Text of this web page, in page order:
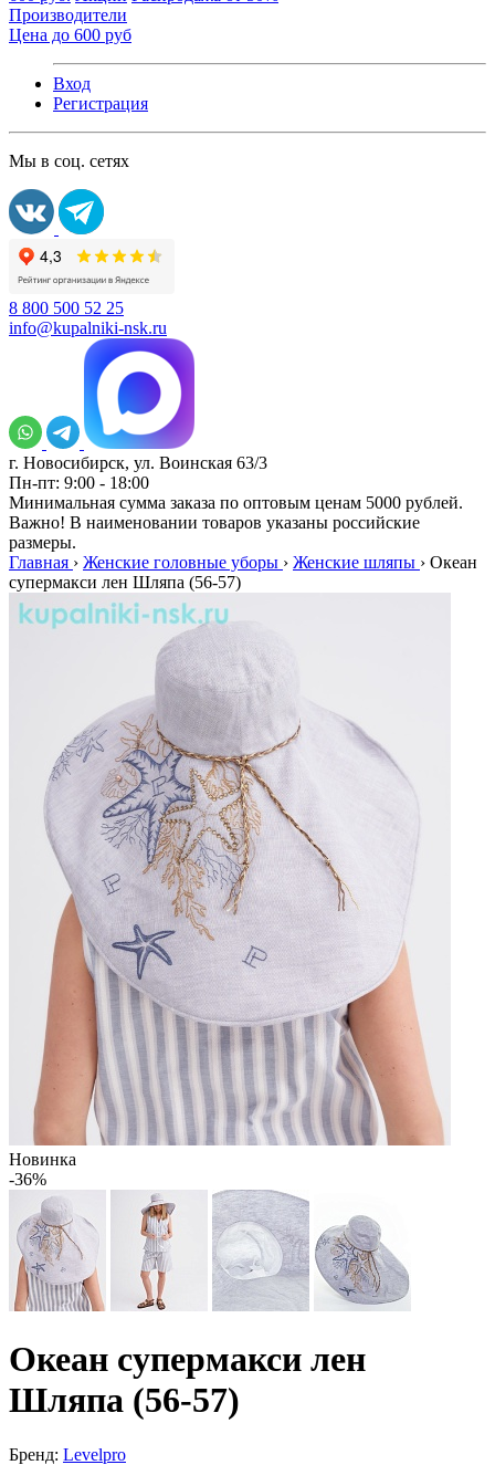
Производители
Цена до 600 руб
Вход
Регистрация
Мы в соц. сетях
8 800 500 52 25
info@kupalniki-nsk.ru
г. Новосибирск, ул. Воинская 63/3
Пн-пт: 9:00 - 18:00
Минимальная сумма заказа по оптовым ценам 5000 рублей.
Важно! В наименовании товаров указаны российские
размеры.
Главная › Женские головные уборы › Женские шляпы › Океан
супермакси лен Шляпа (56-57)
Новинка
-36%
Океан супермакси лен
Шляпа (56-57)
Бренд: Levelpro